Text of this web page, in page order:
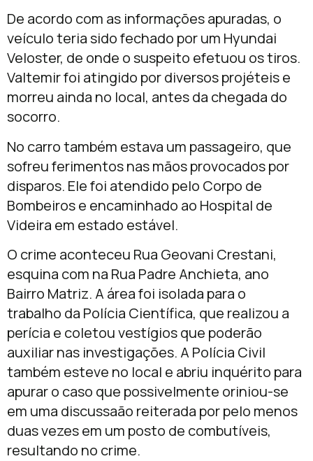
De acordo com as informações apuradas, o
veículo teria sido fechado por um Hyundai
Veloster, de onde o suspeito efetuou os tiros.
Valtemir foi atingido por diversos projéteis e
morreu ainda no local, antes da chegada do
socorro.
No carro também estava um passageiro, que
sofreu ferimentos nas mãos provocados por
disparos. Ele foi atendido pelo Corpo de
Bombeiros e encaminhado ao Hospital de
Videira em estado estável.
O crime aconteceu Rua Geovani Crestani,
esquina com na Rua Padre Anchieta, ano
Bairro Matriz. A área foi isolada para o
trabalho da Polícia Científica, que realizou a
perícia e coletou vestígios que poderão
auxiliar nas investigações. A Polícia Civil
também esteve no local e abriu inquérito para
apurar o caso que possivelmente oriniou-se
em uma discussaão reiterada por pelo menos
duas vezes em um posto de combutíveis,
resultando no crime.